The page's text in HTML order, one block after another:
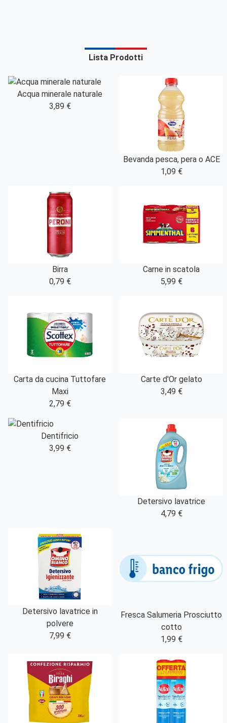
Lista Prodotti
Acqua minerale naturale
3,89 €
Bevanda pesca, pera o ACE
1,09 €
Birra
0,79 €
Carne in scatola
5,99 €
Carta da cucina Tuttofare
Maxi
2,79 €
Carte d'Or gelato
3,49 €
Dentifricio
3,99 €
Detersivo lavatrice
4,79 €
Detersivo lavatrice in
polvere
7,99 €
Fresca Salumeria Prosciutto
cotto
1,99 €